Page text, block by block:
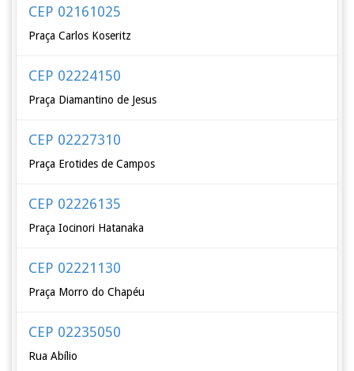
CEP 02161025
Praça Carlos Koseritz
CEP 02224150
Praça Diamantino de Jesus
CEP 02227310
Praça Erotides de Campos
CEP 02226135
Praça Iocinori Hatanaka
CEP 02221130
Praça Morro do Chapéu
CEP 02235050
Rua Abílio